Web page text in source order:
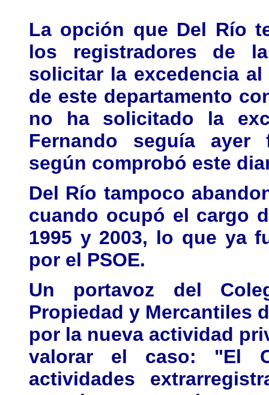
La opción que Del Río
los registradores de
solicitar la excedencia
de este departamento
no ha solicitado la
Fernando seguía ayer
según comprobó este
Del Río tampoco
cuando ocupó el cargo
1995 y 2003, lo que ya
por el PSOE.
Un portavoz del
Propiedad y Mercantiles
por la nueva actividad
valorar el caso: "El
actividades